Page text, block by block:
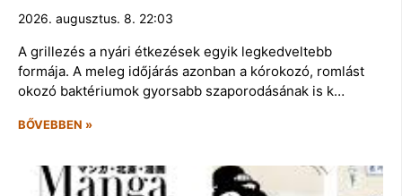
2026. augusztus. 8. 22:03
A grillezés a nyári étkezések egyik legkedveltebb
formája. A meleg időjárás azonban a kórokozó, romlást
okozó baktériumok gyorsabb szaporodásának is k…
BŐVEBBEN »